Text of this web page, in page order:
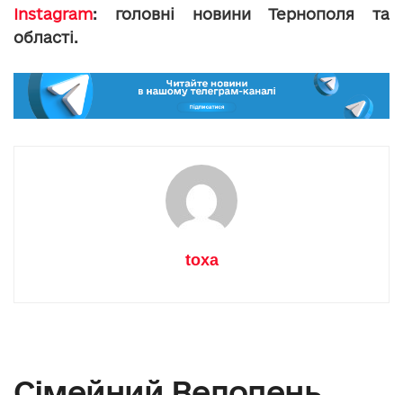
Instagram: головні новини Тернополя та
області.
toxa